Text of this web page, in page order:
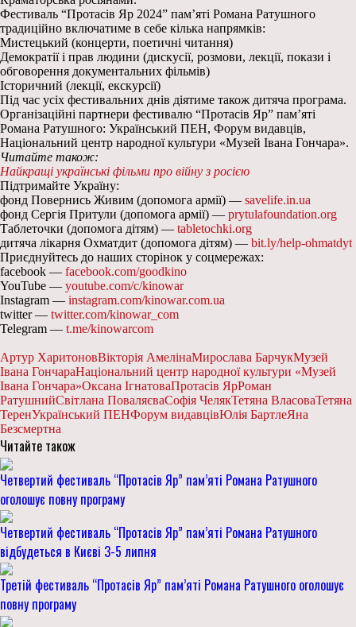
Фестиваль “Протасів Яр 2024” пам’яті Романа Ратушного
традиційно включатиме в себе кілька напрямків:
Мистецький (концерти, поетичні читання)
Демократії і прав людини (дискусії, розмови, лекції, покази і
обговорення документальних фільмів)
Історичний (лекції, екскурсії)
Під час усіх фестивальних днів діятиме також дитяча програма.
Організаційні партнери фестивалю “Протасів Яр” пам’яті
Романа Ратушного: Український ПЕН, Форум видавців,
Національний центр народної культури «Музей Івана Гончара».
Читайте також:
Найкращі українські фільми про війну з росією
Підтримайте Україну:
фонд Повернись Живим (допомога армії) — savelife.in.ua
фонд Сергія Притули (допомога армії) — prytulafoundation.org
Таблеточки (допомога дітям) — tabletochki.org
дитяча лікарня Охматдит (допомога дітям) — bit.ly/help-ohmatdyt
Приєднуйтесь до наших сторінок у соцмережах:
facebook — facebook.com/goodkino
YouTube — youtube.com/c/kinowar
Instagram — instagram.com/kinowar.com.ua
twitter — twitter.com/kinowar_com
Telegram — t.me/kinowarcom
Артур ХаритоновВікторія АмелінаМирослава БарчукМузей
Івана ГончараНаціональний центр народної культури «Музей
Івана Гончара»Оксана ІгнатоваПротасів ЯрРоман
РатушнийСвітлана ПоваляєваСофія ЧелякТетяна ВласоваТетяна
ТеренУкраїнський ПЕНФорум видавцівЮлія БартлеЯна
Безсмертна
Читайте також
Четвертий фестиваль “Протасів Яр” пам’яті Романа Ратушного
оголошує повну програму
Четвертий фестиваль “Протасів Яр” пам’яті Романа Ратушного
відбудеться в Києві 3-5 липня
Третій фестиваль “Протасів Яр” пам’яті Романа Ратушного оголошує
повну програму